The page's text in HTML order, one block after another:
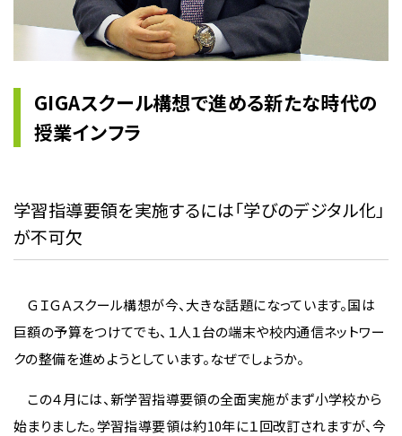
GIGAスクール構想で進める新たな時代の
授業インフラ
学習指導要領を実施するには「学びのデジタル化」
が不可欠
ＧＩＧＡスクール構想が今、大きな話題になっています。国は
巨額の予算をつけてでも、１人１台の端末や校内通信ネットワー
クの整備を進めようとしています。なぜでしょうか。
この４月には、新学習指導要領の全面実施がまず小学校から
始まりました。学習指導要領は約10年に１回改訂されますが、今